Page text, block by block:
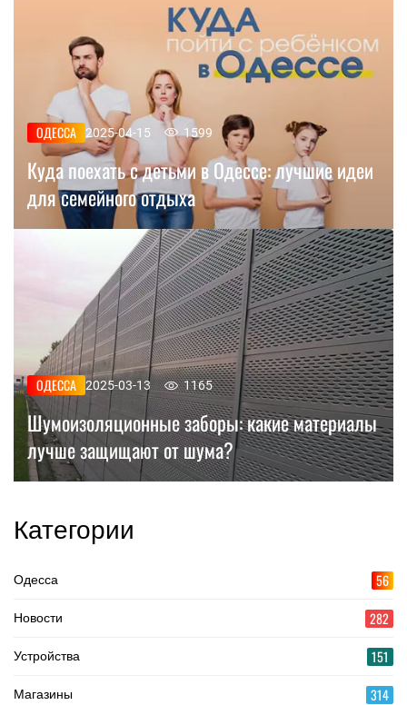
ОДЕССА 2025-04-15 1599
Куда поехать с детьми в Одессе: лучшие идеи
для семейного отдыха
ОДЕССА 2025-03-13 1165
Шумоизоляционные заборы: какие материалы
лучше защищают от шума?
Категории
Одесса 56
Новости 282
Устройства 151
Магазины 314